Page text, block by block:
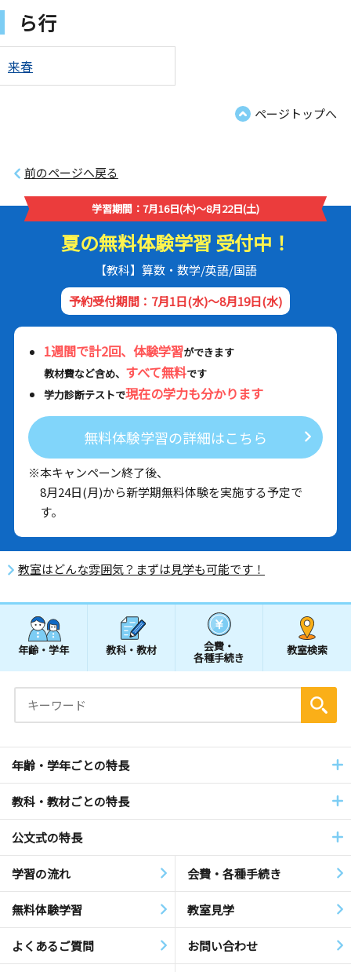
ら行
来春
ページトップへ
前のページへ戻る
学習期間：7月16日(木)～8月22日(土)
夏の無料体験学習 受付中！
【教科】算数・数学/英語/国語
予約受付期間：7月1日(水)～8月19日(水)
1週間で計2回、体験学習ができます
教材費など含め、 すべて無料です
学力診断テストで現在の学力も分かります
無料体験学習の詳細はこちら
※本キャンペーン終了後、
8月24日(月)から新学期無料体験を実施する予定で
す。
教室はどんな雰囲気？まずは見学も可能です！
年齢・学年 教科・教材 会費・
各種手続き
教室検索
年齢・学年ごとの特長
教科・教材ごとの特長
公文式の特長
学習の流れ 会費・各種手続き
無料体験学習 教室見学
よくあるご質問 お問い合わせ